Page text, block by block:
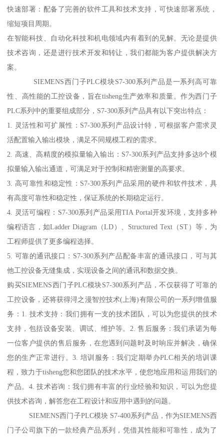
快速部署：配备了完善的软件工具和技术支持，可快速部署系统，
缩短项目周期。
在智能科技、自动化科技和机电领域内有着到的见解。无论是提供
技术咨询，还是进行技术开发和转让，我们都能为客户提供解决方
案。
SIEMENS西门子PLC模块S7-300系列产品是一系列高可靠
性、高性能的工控设备，旨在tisheng生产效率和质量。作为西门子
PLC系列中的重要组成部分，S7-300系列产品具有以下突出特点：
1. 灵活性和可扩展性：S7-300系列产品设计特，可根据客户需求灵
活配置输入输出模块，满足不同规模工程的需求。
2. 高速、高精度的模拟量输入输出：S7-300系列产品支持多达8个模
拟量输入输出通道，可满足对于控制和精密测量的高要求。
3. 高可靠性和稳定性：S7-300系列产品采用的硬件和软件技术，具
有高度可靠性和稳定性，保证系统的长期稳定运行。
4. 灵活可编程：S7-300系列产品采用TIA Portal开发环境，支持多种
编程语言，如Ladder Diagram（LD）、Structured Text（ST）等，为
工程师提供了更多编程选择。
5. 可靠的通讯接口：S7-300系列产品配备丰富的通讯接口，可与其
他工控设备无缝集成，实现设备之间的通讯和数据交换。
购买SIEMENS西门子PLC模块S7-300系列产品，不仅获得了可靠的
工控设备，还将获得浔之漫智控技术(上海)有限公司的一系列增值服
务：1. 技术支持：我们拥有一支的技术团队，可以为您提供的技术
支持，包括设备安装、调试、维护等。2. 售后服务：我们承诺为每
一位客户提供的售后服务，在您遇到问题时及时响应并解决，确保
您的生产正常进行。3. 培训服务：我们定期举办PLC相关的培训课
程，致力于tisheng您和您团队的技术水平，使您地应用和运用我们的
产品。4. 技术咨询：我们拥有丰富的行业经验和知识，可以为您提
供技术咨询，解答您在工程设计和应用中遇到的问题。
SIEMENS西门子PLC模块 S7-400系列产品，作为SIEMENS西
门子公司旗下的一款经典产品系列，凭借其性能和可靠性，成为了